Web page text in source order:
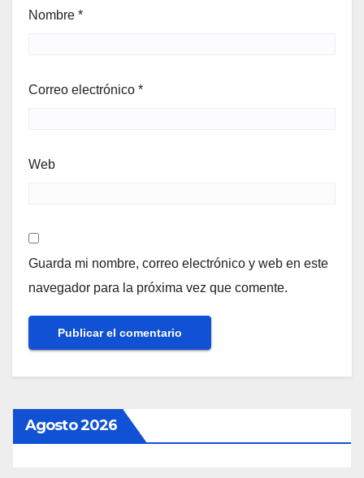
Nombre *
Correo electrónico *
Web
Guarda mi nombre, correo electrónico y web en este
navegador para la próxima vez que comente.
Agosto 2026